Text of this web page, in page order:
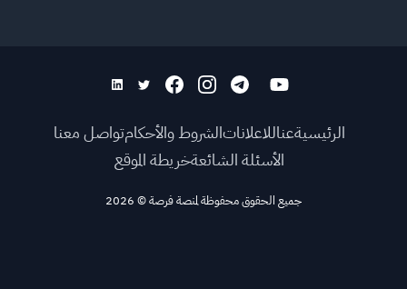
الرئيسيةعناللاعلاناتالشروط والأحكامتواصل معنا
الأسئلة الشائعةخريطة الموقع
جميع الحقوق محفوظة لمنصة فرصة©
2026